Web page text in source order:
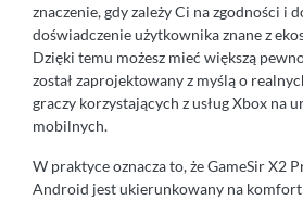
znaczenie, gdy zależy Ci na zgodności i
doświadczenie użytkownika znane z
Dzięki temu możesz mieć większą
został zaprojektowany z myślą o
graczy korzystających z usług Xbox na
mobilnych.
W praktyce oznacza to, że GameSir X2
Android jest ukierunkowany na komfort